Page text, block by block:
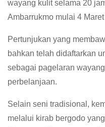
wayang kulit selama 20
Ambarrukmo mulai 4
Pertunjukan yang
bahkan telah didaftarkan
sebagai pagelaran
perbelanjaan.
Selain seni tradisional,
melalui kirab bergodo